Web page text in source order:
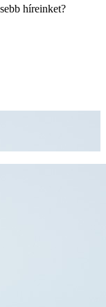
híreinket?